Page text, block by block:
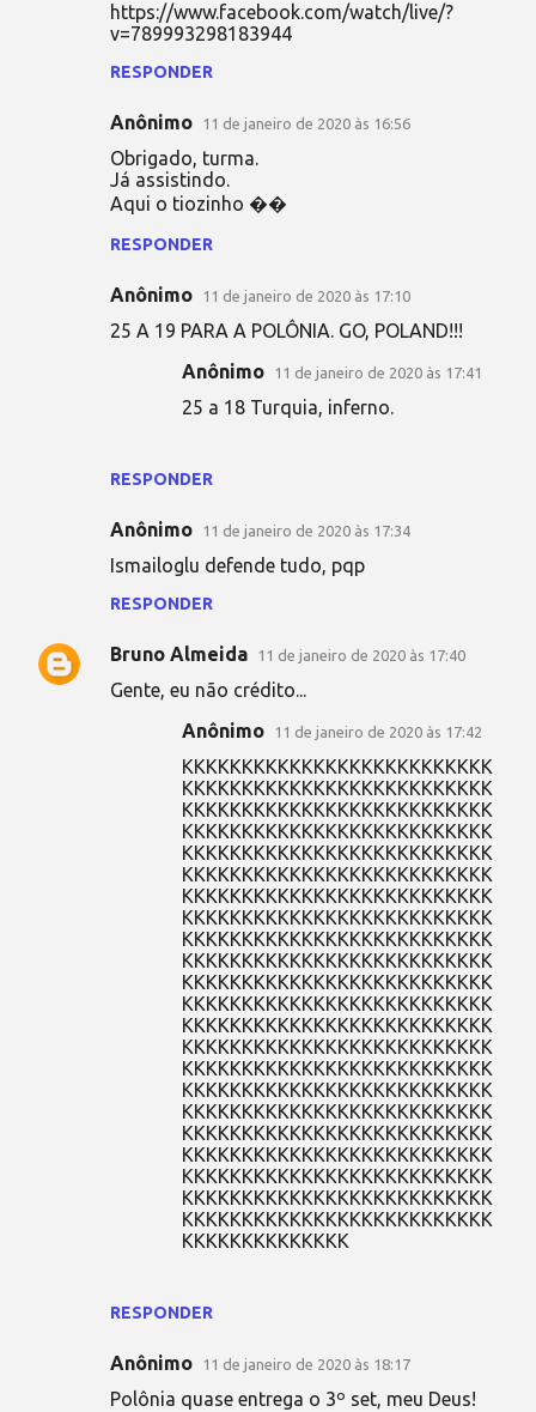
https://www.facebook.com/watch/live/?
v=789993298183944
RESPONDER
Anônimo 11 de janeiro de 2020 às 16:56
Obrigado, turma.
Já assistindo.
Aqui o tiozinho ��
RESPONDER
Anônimo 11 de janeiro de 2020 às 17:10
25 A 19 PARA A POLÔNIA. GO, POLAND!!!
RESPONDER
Anônimo 11 de janeiro de 2020 às 17:41
25 a 18 Turquia, inferno.
Anônimo 11 de janeiro de 2020 às 17:34
Ismailoglu defende tudo, pqp
RESPONDER
Bruno Almeida 11 de janeiro de 2020 às 17:40
Gente, eu não crédito...
RESPONDER
Anônimo 11 de janeiro de 2020 às 17:42
KKKKKKKKKKKKKKKKKKKKKKKKKK
KKKKKKKKKKKKKKKKKKKKKKKKKK
KKKKKKKKKKKKKKKKKKKKKKKKKK
KKKKKKKKKKKKKKKKKKKKKKKKKK
KKKKKKKKKKKKKKKKKKKKKKKKKK
KKKKKKKKKKKKKKKKKKKKKKKKKK
KKKKKKKKKKKKKKKKKKKKKKKKKK
KKKKKKKKKKKKKKKKKKKKKKKKKK
KKKKKKKKKKKKKKKKKKKKKKKKKK
KKKKKKKKKKKKKKKKKKKKKKKKKK
KKKKKKKKKKKKKKKKKKKKKKKKKK
KKKKKKKKKKKKKKKKKKKKKKKKKK
KKKKKKKKKKKKKKKKKKKKKKKKKK
KKKKKKKKKKKKKKKKKKKKKKKKKK
KKKKKKKKKKKKKKKKKKKKKKKKKK
KKKKKKKKKKKKKKKKKKKKKKKKKK
KKKKKKKKKKKKKKKKKKKKKKKKKK
KKKKKKKKKKKKKKKKKKKKKKKKKK
KKKKKKKKKKKKKKKKKKKKKKKKKK
KKKKKKKKKKKKKKKKKKKKKKKKKK
KKKKKKKKKKKKKKKKKKKKKKKKKK
KKKKKKKKKKKKKKKKKKKKKKKKKK
KKKKKKKKKKKKKK
Anônimo 11 de janeiro de 2020 às 18:17
Polônia quase entrega o 3º set, meu Deus!